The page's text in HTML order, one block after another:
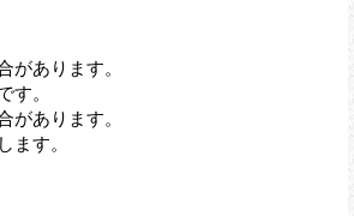
があります。
す。
があります。
ます。